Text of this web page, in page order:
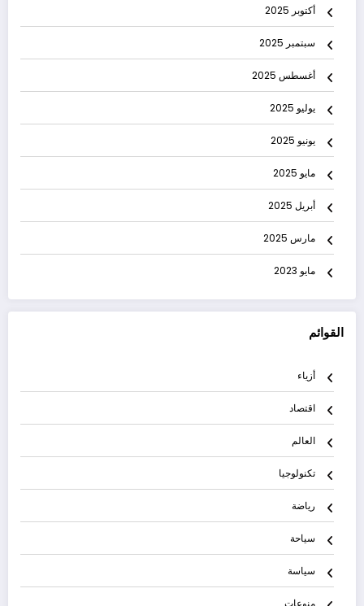
أكتوبر 2025
سبتمبر 2025
أغسطس 2025
يوليو 2025
يونيو 2025
مايو 2025
أبريل 2025
مارس 2025
مايو 2023
القوائم
أزياء
اقتصاد
العالم
تكنولوجيا
رياضة
سياحة
سياسة